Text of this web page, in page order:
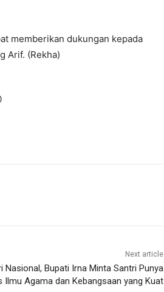
memberikan dukungan kepada
Arif. (Rekha)
Next article
Nasional, Bupati Irna Minta Santri Punya
Ilmu Agama dan Kebangsaan yang Kuat